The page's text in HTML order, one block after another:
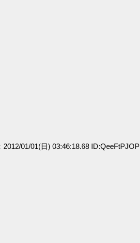
2012/01/01(日) 03:46:18.68 ID:QeeFtPJOP